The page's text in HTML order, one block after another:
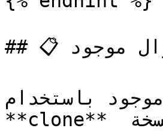
## 📋 نسخ سؤال موجود
لأي سؤال موجود باستخدام
**clone** ميزة السؤال. سيؤدي هذا إلى إنشاء نسخة